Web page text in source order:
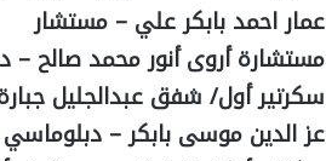
عمار احمد بابكر علي – مستشار
مستشارة أروى أنور محمد صالح –
سكرتير أول/ شفق عبدالجليل
عز الدين موسى بابكر –